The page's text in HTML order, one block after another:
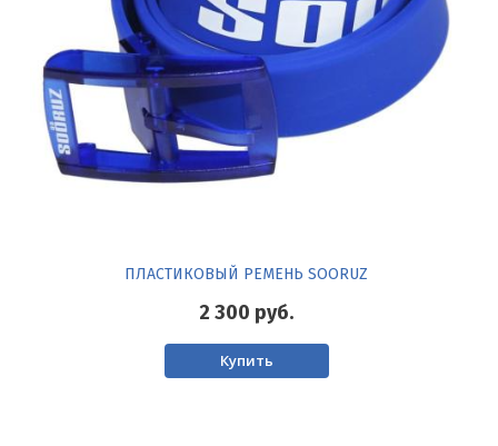
ПЛАСТИКОВЫЙ РЕМЕНЬ SOORUZ
2 300 руб.
Купить